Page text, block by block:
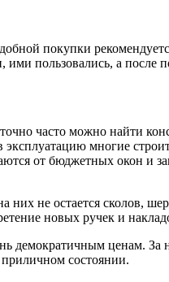
покупки
пользовались, а после
часто можно найти
многие
от бюджетных окон и
не остается сколов,
новых ручек и
демократичным ценам.
состоянии.